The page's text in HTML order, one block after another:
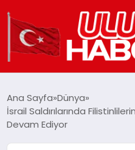
DÜNYA
Ana Sayfa Dünya
İsrail Saldırılarında
Devam Ediyor